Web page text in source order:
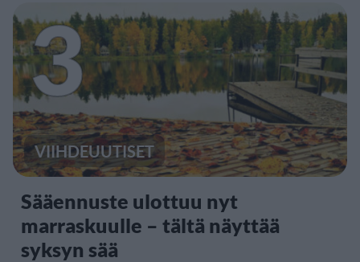
3
VIIHDEUUTISET
Sääennuste ulottuu nyt
marraskuulle – tältä näyttää
syksyn sää